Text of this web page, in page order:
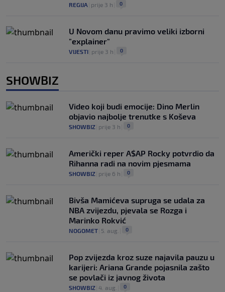
REGIJA prije 3 h 0
U Novom danu pravimo veliki izborni
"explainer"
VIJESTI prije 3 h 0
SHOWBIZ
Video koji budi emocije: Dino Merlin
objavio najbolje trenutke s Koševa
SHOWBIZ prije 3 h 0
Američki reper A$AP Rocky potvrdio da
Rihanna radi na novim pjesmama
SHOWBIZ prije 6 h 0
Bivša Mamićeva supruga se udala za
NBA zvijezdu, pjevala se Rozga i
Marinko Rokvić
NOGOMET 5. aug. 0
Pop zvijezda kroz suze najavila pauzu u
karijeri: Ariana Grande pojasnila zašto
se povlači iz javnog života
SHOWBIZ 4. aug. 0